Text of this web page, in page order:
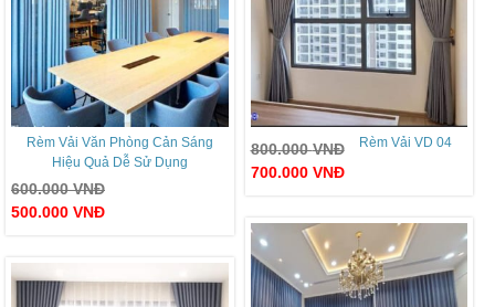
Rèm Vải VD 04
800.000VNĐ
700.000 VNĐ
Rèm Vải Văn Phòng Cản Sáng
Hiệu Quả Dễ Sử Dụng
600.000VNĐ
500.000 VNĐ